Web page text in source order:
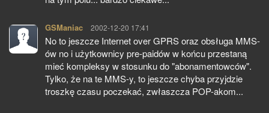
GSManiac pisze:
2002-12-20 17:41
No to jeszcze Internet over GPRS oraz obsługa MMS-
ów no i użytkownicy pre-paidów w końcu przestaną
mieć kompleksy w stosunku do "abonamentowców".
Tylko, że na te MMS-y, to jeszcze chyba przyjdzie
troszkę czasu poczekać, zwłaszcza POP-akom...